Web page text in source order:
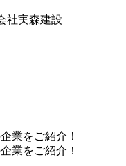
社実森建設
業をご紹介！
業をご紹介！